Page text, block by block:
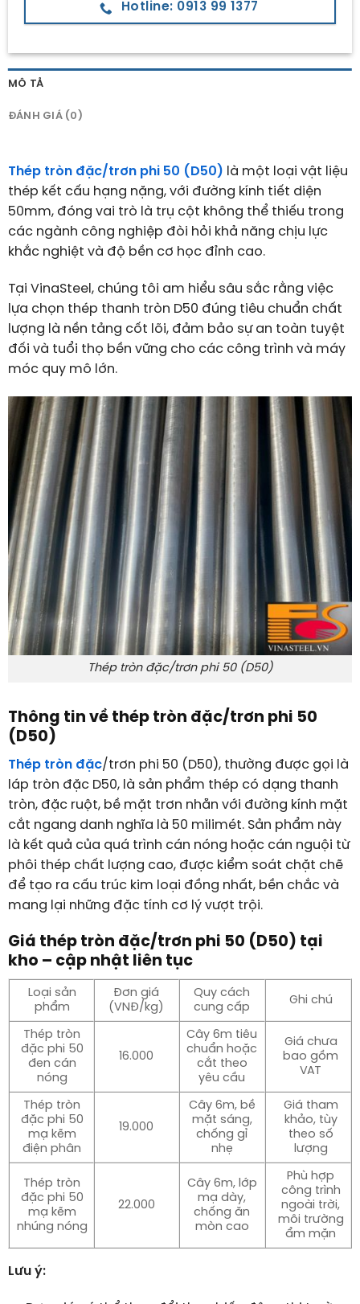
Hotline: 0913 99 1377
MÔ TẢ
ĐÁNH GIÁ (0)
Thép tròn đặc/trơn phi 50 (D50) là một loại vật liệu
thép kết cấu hạng nặng, với đường kính tiết diện
50mm, đóng vai trò là trụ cột không thể thiếu trong
các ngành công nghiệp đòi hỏi khả năng chịu lực
khắc nghiệt và độ bền cơ học đỉnh cao.
Tại VinaSteel, chúng tôi am hiểu sâu sắc rằng việc
lựa chọn thép thanh tròn D50 đúng tiêu chuẩn chất
lượng là nền tảng cốt lõi, đảm bảo sự an toàn tuyệt
đối và tuổi thọ bền vững cho các công trình và máy
móc quy mô lớn.
Thép tròn đặc/trơn phi 50 (D50)
Thông tin về thép tròn đặc/trơn phi 50
(D50)
Thép tròn đặc/trơn phi 50 (D50), thường được gọi là
láp tròn đặc D50, là sản phẩm thép có dạng thanh
tròn, đặc ruột, bề mặt trơn nhẵn với đường kính mặt
cắt ngang danh nghĩa là 50 milimét. Sản phẩm này
là kết quả của quá trình cán nóng hoặc cán nguội từ
phôi thép chất lượng cao, được kiểm soát chặt chẽ
để tạo ra cấu trúc kim loại đồng nhất, bền chắc và
mang lại những đặc tính cơ lý vượt trội.
Giá thép tròn đặc/trơn phi 50 (D50) tại
kho – cập nhật liên tục
Loại sản
phẩm
Đơn giá
(VNĐ/kg)
Quy cách
cung cấp
Ghi chú
Thép tròn
đặc phi 50
đen cán
nóng
16.000
Cây 6m tiêu
chuẩn hoặc
cắt theo
yêu cầu
Giá chưa
bao gồm
VAT
Thép tròn
đặc phi 50
mạ kẽm
điện phân
19.000
Cây 6m, bề
mặt sáng,
chống gỉ
nhẹ
Giá tham
khảo, tùy
theo số
lượng
Thép tròn
đặc phi 50
mạ kẽm
nhúng nóng
22.000
Cây 6m, lớp
mạ dày,
chống ăn
mòn cao
Phù hợp
công trình
ngoài trời,
môi trường
ẩm mặn
Lưu ý: